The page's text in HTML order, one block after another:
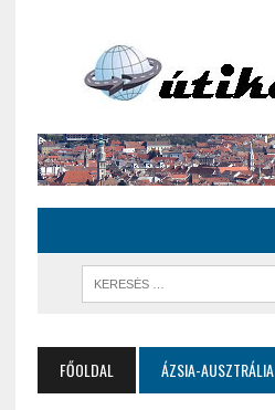
FŐOLDAL ÁZSIA-AUSZTRÁLIA